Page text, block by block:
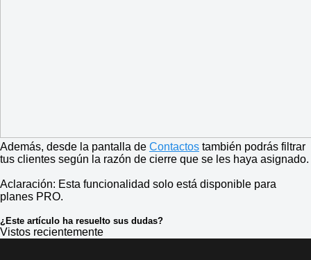
Además, desde la pantalla de Contactos también podrás filtrar
tus clientes según la razón de cierre que se les haya asignado.
Aclaración: Esta funcionalidad solo está disponible para
planes PRO.
¿Este artículo ha resuelto sus dudas?
Vistos recientemente